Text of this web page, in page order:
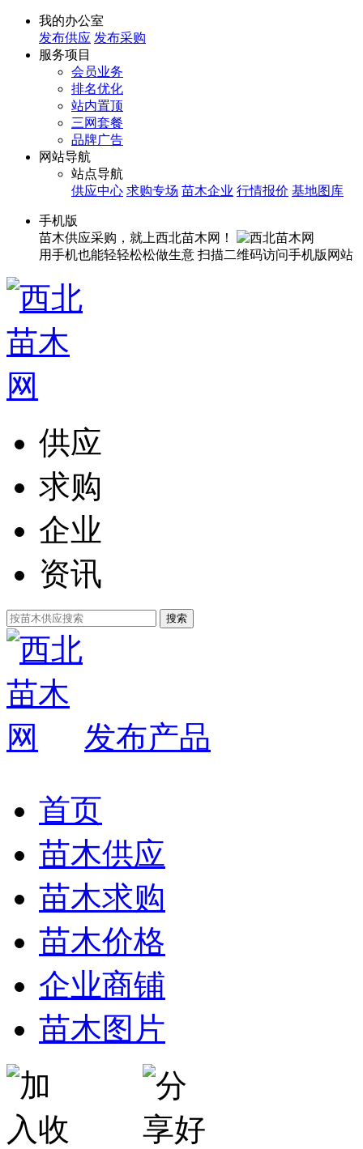
我的办公室
发布供应 发布采购
服务项目
会员业务
排名优化
站内置顶
三网套餐
品牌广告
网站导航
站点导航
供应中心 求购专场 苗木企业 行情报价 基地图库
手机版
苗木供应采购，就上西北苗木网！
用手机也能轻轻松松做生意 扫描二维码访问手机版网站
供应
求购
企业
资讯
发布产品
首页
苗木供应
苗木求购
苗木价格
企业商铺
苗木图片